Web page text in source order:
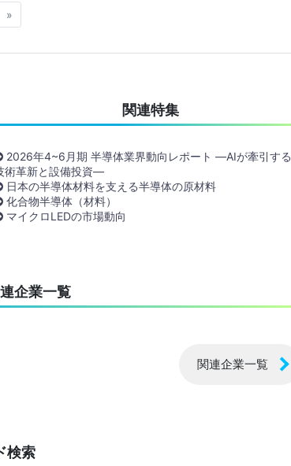
»Next
関連特集
2026年4~6月期 半導体業界動向レポート ―AIが牽引する
術革新と設備投資―
日本の半導体材料を支える半導体の原材料
化合物半導体（材料）
マイクロLEDの市場動向
企業一覧
関連企業一覧
検索